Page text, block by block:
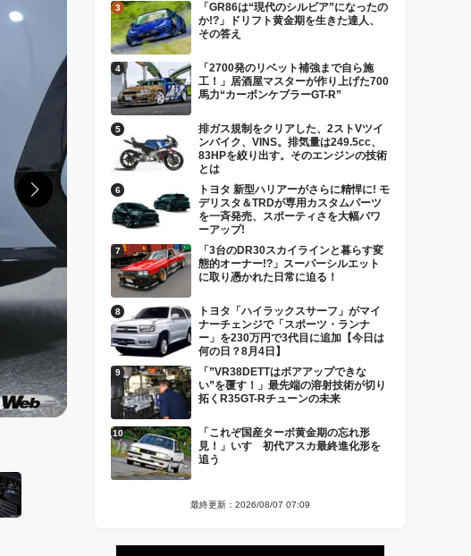
「GR86は“現代のシルビア”になったの
か!?」ドリフト黄金期を生きた達人、
その答え
「2700発のリベット補強まで自ら施
工！」居酒屋マスターが作り上げた700
馬力“カーボンケブラーGT-R”
排ガス規制をクリアした、2ストVツイ
ンバイク、VINS。排気量は249.5cc、
83HPを絞り出す。そのエンジンの技術
とは
トヨタ 新型ハリアーがさらに精悍に! モ
デリスタ＆TRDが専用カスタムパーツ
を一斉発売、スポーティさを大幅パワ
ーアップ!
「3台のDR30スカイラインと暮らす変
態的オーナー!?」スーパーシルエット
に取り憑かれた日常に迫る！
トヨタ「ハイラックスサーフ」がマイ
ナーチェンジで「スポーツ・ランナ
ー」を230万円で3代目に追加【今日は
何の日？8月4日】
「”VR38DETTはボアアップできな
い”を覆す！」最先端の溶射技術が切り
拓くR35GT-Rチューンの未来
「これぞ国産ターボ黄金期の忘れ形
見！」いすゞ初代アスカ最終進化形を
追う
最終更新：2026/08/07 07:09